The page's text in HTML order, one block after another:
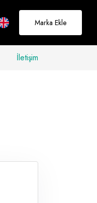
Marka Ekle
İletişim